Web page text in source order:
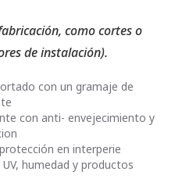
como cortes o
de instalación).
con un gramaje de
con anti- envejecimiento y
en interperie
humedad y productos